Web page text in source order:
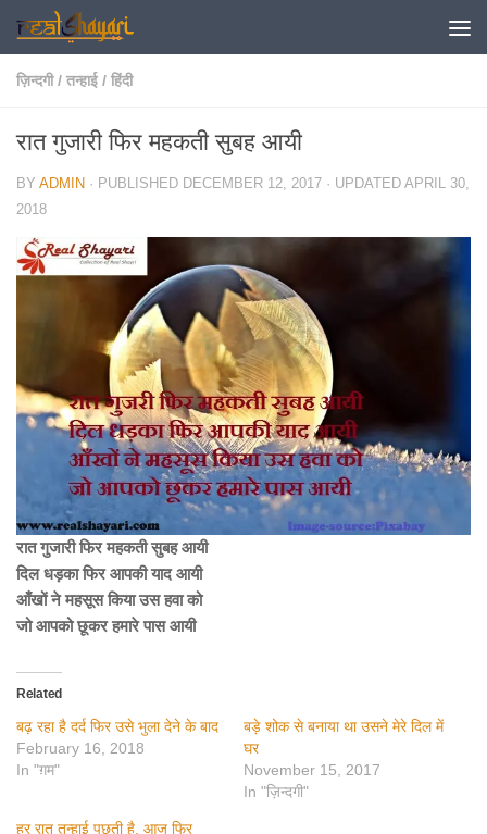
Skip to content
ज़िन्दगी / तन्हाई / हिंदी
रात गुजारी फिर महकती सुबह आयी
BY ADMIN · PUBLISHED DECEMBER 12, 2017 · UPDATED APRIL 30,
2018
रात गुजारी फिर महकती सुबह आयी
दिल धड़का फिर आपकी याद आयी
आँखों ने महसूस किया उस हवा को
जो आपको छूकर हमारे पास आयी
Related
बढ़ रहा है दर्द फिर उसे भुला देने के बाद
February 16, 2018
In "ग़म"
बड़े शोक से बनाया था उसने मेरे दिल में
घर
November 15, 2017
In "ज़िन्दगी"
हर रात तन्हाई पूछती है, आज फिर